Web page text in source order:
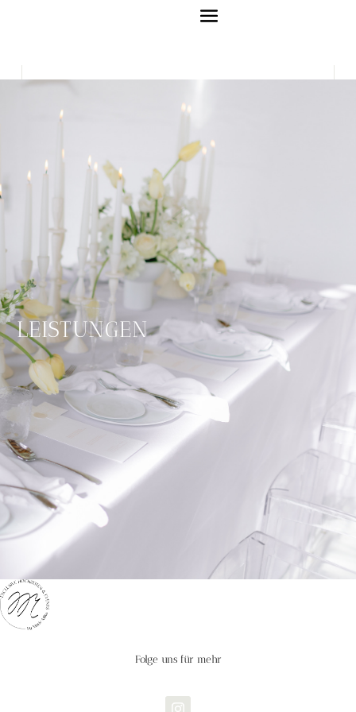
LEISTUNGEN
Folge uns für mehr